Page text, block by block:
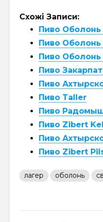
Схожі Записи:
Пиво
Пиво Оболонь
Пиво Оболонь
Пиво
Пиво
Пиво Taller
Пиво
Пиво Zibert
Пиво
Пиво Zibert
лагер оболонь